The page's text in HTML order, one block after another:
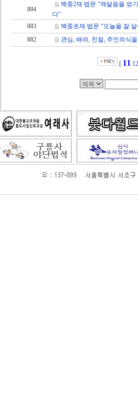
884
백중2재 법문 "깨달음을 얻
다"
883
백중초재 법문 “오늘을 잘
882
관심, 배려, 친절, 주인의식
[ 11 12